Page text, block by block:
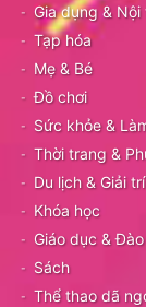
Gia dụng & Nội
Tạp hóa
Mẹ & Bé
Đồ chơi
Sức khỏe &
Thời trang &
Du lịch & Giải trí
Khóa học
Giáo dục &
Sách
Thể thao dã